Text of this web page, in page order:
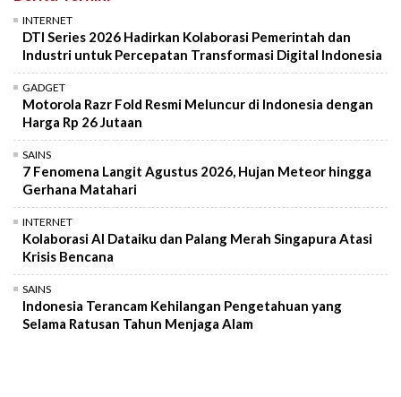
INTERNET
DTI Series 2026 Hadirkan Kolaborasi Pemerintah dan
Industri untuk Percepatan Transformasi Digital Indonesia
GADGET
Motorola Razr Fold Resmi Meluncur di Indonesia dengan
Harga Rp 26 Jutaan
SAINS
7 Fenomena Langit Agustus 2026, Hujan Meteor hingga
Gerhana Matahari
INTERNET
Kolaborasi AI Dataiku dan Palang Merah Singapura Atasi
Krisis Bencana
SAINS
Indonesia Terancam Kehilangan Pengetahuan yang
Selama Ratusan Tahun Menjaga Alam